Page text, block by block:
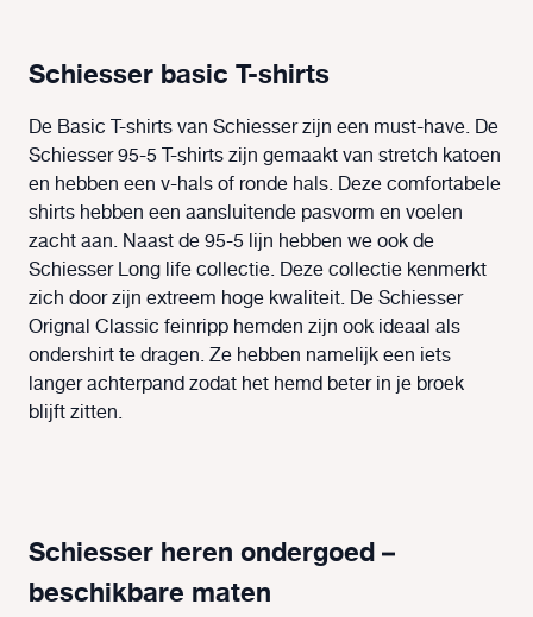
Schiesser basic T-shirts
De Basic T-shirts van Schiesser zijn een must-have. De
Schiesser 95-5 T-shirts zijn gemaakt van stretch katoen
en hebben een v-hals of ronde hals. Deze comfortabele
shirts hebben een aansluitende pasvorm en voelen
zacht aan. Naast de 95-5 lijn hebben we ook de
Schiesser Long life collectie. Deze collectie kenmerkt
zich door zijn extreem hoge kwaliteit. De Schiesser
Orignal Classic feinripp hemden zijn ook ideaal als
ondershirt te dragen. Ze hebben namelijk een iets
langer achterpand zodat het hemd beter in je broek
blijft zitten.
Schiesser heren ondergoed –
beschikbare maten